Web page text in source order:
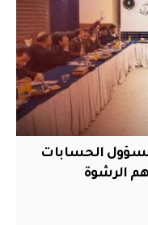
الحسابات
الرشوة